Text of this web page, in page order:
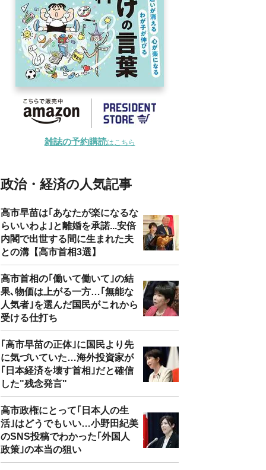
雑誌の予約購読はこちら
政治・経済の人気記事
高市早苗は｢あなたが楽になるな
らいいわよ｣と離婚を承諾...安倍
内閣で出世する間に生まれた夫
との溝【高市首相3選】
高市首相の｢働いて働いて｣の結
果､物価は上がる一方…｢無能な
人気者｣を選んだ国民がこれから
受ける仕打ち
｢高市早苗の正体｣に国民より先
に気づいていた…海外投資家が
｢日本経済を壊す首相｣だと確信
した"残念発言"
高市政権にとって｢日本人の生
活｣はどうでもいい…小野田紀美
のSNS投稿でわかった｢外国人
政策｣の本当の狙い